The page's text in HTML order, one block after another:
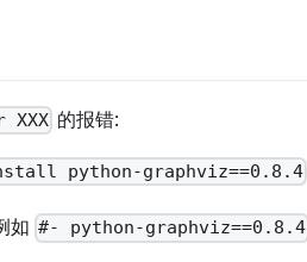
的报错:
python-graphviz==0.8.4
如 #- python-graphviz==0.8.4